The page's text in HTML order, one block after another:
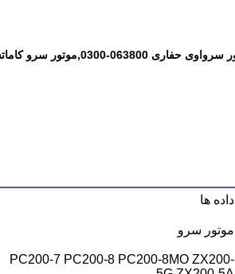
داده ها
موتور سرو
PC200-7 PC200-8 PC200-8MO ZX200-